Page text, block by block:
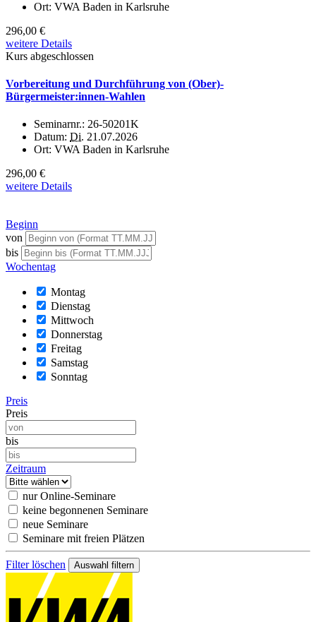
Ort: VWA Baden in Karlsruhe
296,00 €
weitere Details
Kurs abgeschlossen
Vorbereitung und Durchführung von (Ober)-
Bürgermeister:innen-Wahlen
Seminarnr.: 26-50201K
Datum: Di. 21.07.2026
Ort: VWA Baden in Karlsruhe
296,00 €
weitere Details
Beginn
von
bis
Wochentag
Montag
Dienstag
Mittwoch
Donnerstag
Freitag
Samstag
Sonntag
Preis
Preis
bis
Zeitraum
nur Online-Seminare
keine begonnenen Seminare
neue Seminare
Seminare mit freien Plätzen
Filter löschen